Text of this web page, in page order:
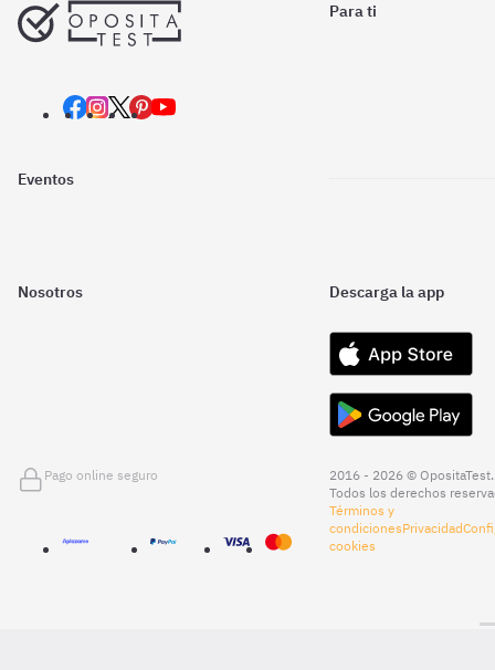
Para ti
Eventos
Nosotros Descarga la app
Pago online seguro
2016 - 2026 © OpositaTest.
Todos los derechos
Términos y
condicionesPrivacidad
cookies